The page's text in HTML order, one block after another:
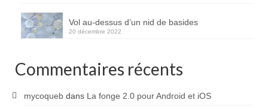
Vol au-dessus d’un nid de basides
20 décembre 2022
Commentaires récents
mycoqueb dans La fonge 2.0 pour Android et iOS